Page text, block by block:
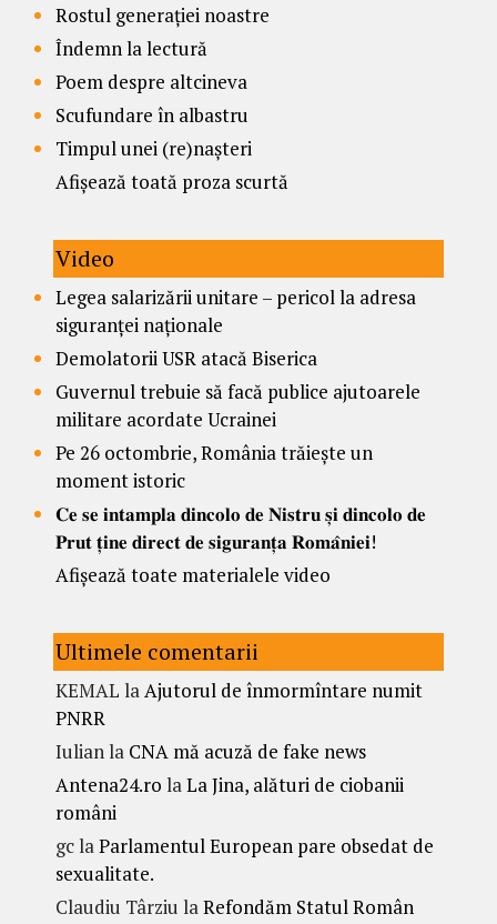
Rostul generației noastre
Îndemn la lectură
Poem despre altcineva
Scufundare în albastru
Timpul unei (re)nașteri
Afișează toată proza scurtă
Video
Legea salarizării unitare – pericol la adresa
siguranței naționale
Demolatorii USR atacă Biserica
Guvernul trebuie să facă publice ajutoarele
militare acordate Ucrainei
Pe 26 octombrie, România trăiește un
moment istoric
𝐂𝐞 𝐬𝐞 𝐢𝐧𝐭𝐚𝐦𝐩𝐥𝐚 𝐝𝐢𝐧𝐜𝐨𝐥𝐨 𝐝𝐞 𝐍𝐢𝐬𝐭𝐫𝐮 𝐬̦𝐢 𝐝𝐢𝐧𝐜𝐨𝐥𝐨 𝐝𝐞
𝐏𝐫𝐮𝐭 𝐭̦𝐢𝐧𝐞 𝐝𝐢𝐫𝐞𝐜𝐭 𝐝𝐞 𝐬𝐢𝐠𝐮𝐫𝐚𝐧𝐭̦𝐚 𝐑𝐨𝐦𝐚̂𝐧𝐢𝐞𝐢!
Afișează toate materialele video
Ultimele comentarii
KEMAL laAjutorul de înmormîntare numit
PNRR
Iulianla CNA mă acuză de fake news
Antena24.ro laLa Jina, alături de ciobanii
români
gclaParlamentul European pare obsedat de
sexualitate.
Claudiu Târziu laRefondăm Statul Român